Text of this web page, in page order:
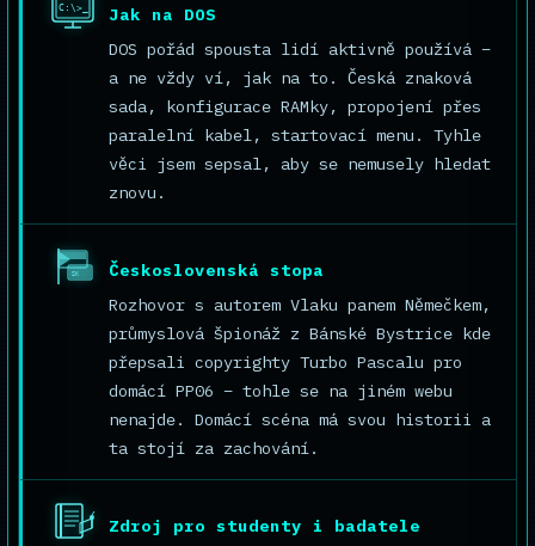
C:\>_
Jak na DOS
DOS pořád spousta lidí aktivně používá –
a ne vždy ví, jak na to. Česká znaková
sada, konfigurace RAMky, propojení přes
paralelní kabel, startovací menu. Tyhle
věci jsem sepsal, aby se nemusely hledat
znovu.
SK
Československá stopa
Rozhovor s autorem Vlaku panem Němečkem,
průmyslová špionáž z Bánské Bystrice kde
přepsali copyrighty Turbo Pascalu pro
domácí PP06 – tohle se na jiném webu
nenajde. Domácí scéna má svou historii a
ta stojí za zachování.
Zdroj pro studenty i badatele